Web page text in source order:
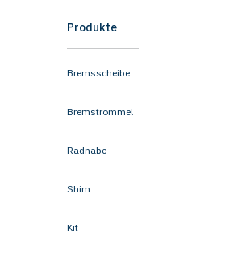
Produkte
Bremsscheibe
Bremstrommel
Radnabe
Shim
Kit